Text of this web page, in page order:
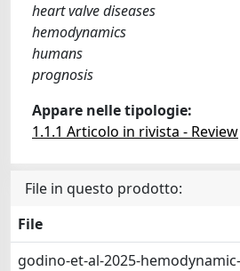
heart valve diseases
hemodynamics
humans
prognosis
Appare nelle tipologie:
1.1.1 Articolo in rivista - Review
File in questo prodotto:
File
godino-et-al-2025-